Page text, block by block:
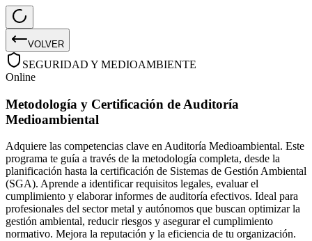
VOLVER
SEGURIDAD Y MEDIOAMBIENTE
Online
Metodología y Certificación de Auditoría
Medioambiental
Adquiere las competencias clave en Auditoría Medioambiental. Este
programa te guía a través de la metodología completa, desde la
planificación hasta la certificación de Sistemas de Gestión Ambiental
(SGA). Aprende a identificar requisitos legales, evaluar el
cumplimiento y elaborar informes de auditoría efectivos. Ideal para
profesionales del sector metal y autónomos que buscan optimizar la
gestión ambiental, reducir riesgos y asegurar el cumplimiento
normativo. Mejora la reputación y la eficiencia de tu organización.